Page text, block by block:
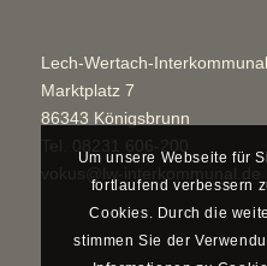
Lech-Wertach-
Marktplatz 7
86343 Königsbrunn
Um unsere Webseite für
fortlaufend verbessern
Cookies. Durch die
stimmen Sie der